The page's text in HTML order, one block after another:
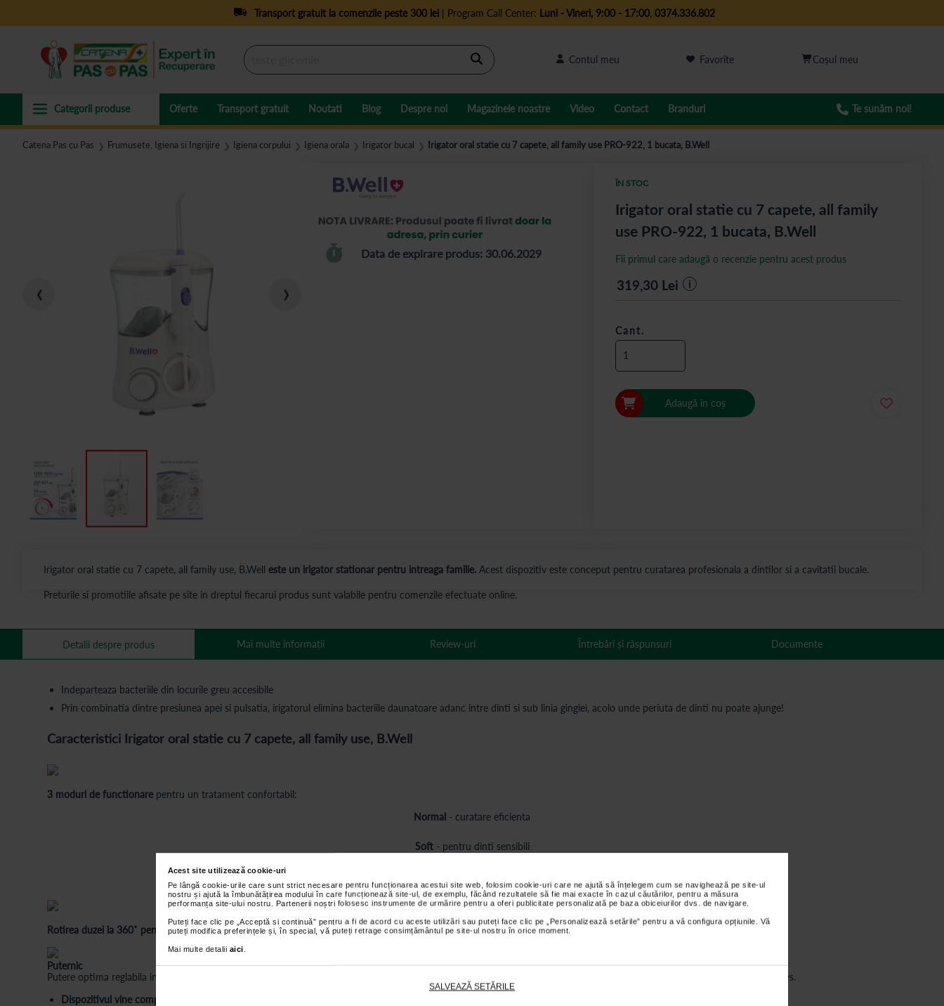
Acest site utilizează cookie-uri
Pe lângă cookie-urile care sunt strict necesare pentru funcționarea acestui site web, folosim cookie-uri care ne ajută să înțelegem cum se navighează pe site-ul
nostru și ajută la îmbunătățirea modului în care funcționează site-ul, de exemplu, făcând rezultatele să fie mai exacte în cazul căutărilor, pentru a măsura
performanța site-ului nostru. Partenerii noștri folosesc instrumente de urmărire pentru a oferi publicitate personalizată pe baza obiceiurilor dvs. de navigare.
Puteți face clic pe „Acceptă si continuă” pentru a fi de acord cu aceste utilizări sau puteți face clic pe „Personalizează setările” pentru a vă configura opțiunile. Vă
puteți modifica preferințele și, în special, vă puteți retrage consimțământul pe site-ul nostru în orice moment.
Mai multe detalii aici
SALVEAZĂ SETĂRILE
Transport gratuit la comenzile peste 300 lei| Program Call Center: Luni - Vineri, 9:00 - 17:00, 0374.336.802
Cautare Contul meu Favorite
Oferte Transport gratuit Noutati Blog Despre noi Magazinele noastre Video Contact Branduri Te sunăm noi!
Catena Pas cu Pas ❯ Frumusete, Igiena si Ingrijire ❯ Igiena corpului ❯ Igiena orala ❯ Irigator bucal ❯ Irigator oral statie cu 7 capete, all family use PRO-922, 1 bucata, B.Well
Data de expirare produs: 30.06.2029
Irigator oral statie cu 7 capete, all family use, B.Well este un irigator stationar pentru intreaga familie. Acest dispozitiv este conceput pentru curatarea profesionala a dintilor si a cavitatii bucale.
Irigator oral statie cu 7 capete, all family
use PRO-922, 1 bucata, B.Well
ÎN STOC
Fii primul care adaugă o recenzie pentru acest produs
319,30Lei i
Cant.
Adaugă în coș
Preturile si promotiile afisate pe site in dreptul fiecarui produs sunt valabile pentru comenzile efectuate online.
Detalii despre produs
Indeparteaza bacteriile din locurile greu accesibile
Prin combinatia dintre presiunea apei si pulsatia, irigatorul elimina bacteriile daunatoare adanc intre dinti si sub linia gingiei, acolo unde periuta de dinti nu poate ajunge!
Caracteristici Irigator oral statie cu 7 capete, all family use, B.Well
3 moduri de functionare pentru un tratament confortabil:
Normal - curatare eficienta
Soft - pentru dinti sensibili
Rotirea duzei la 360˚ pentru o igiena completa -curata locurile cel mai greu accesibile.
Puternic
Putere optima reglabila intre 207 si 827 kPa, pentru o curatare completa a dintilor. Controlul continuu al puterii permite reglarea intensitatii jetului in functie de senzatiile dvs.
Dispozitivul vine complet cu sapte duze;
Mai multe informații Review-uri Întrebări și răspunsuri Documente